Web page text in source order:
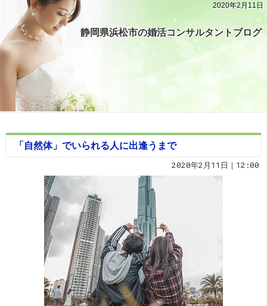
2020年2月11日
静岡県浜松市の婚活コンサルタントブログ
「自然体」でいられる人に出逢うまで
2020年2月11日｜12:00